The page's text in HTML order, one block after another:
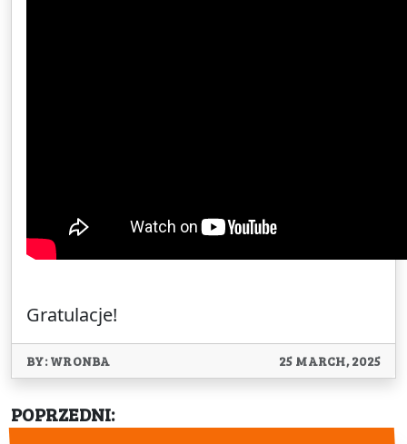
Gratulacje!
BY: WRONBA 25 MARCH, 2025
POPRZEDNI: